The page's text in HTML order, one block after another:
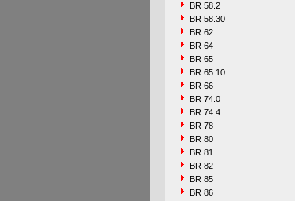
BR 58.2
BR 58.30
BR 62
BR 64
BR 65
BR 65.10
BR 66
BR 74.0
BR 74.4
BR 78
BR 80
BR 81
BR 82
BR 85
BR 86